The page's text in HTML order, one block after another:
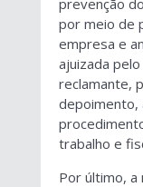
prevenção
por meio de
empresa e
ajuizada
reclamante,
depoimento,
trabalho e
Por último,